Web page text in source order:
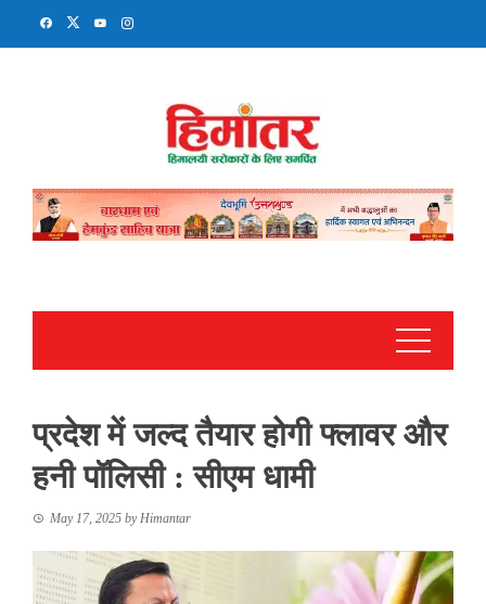
प्रदेश में जल्द तैयार होगी फ्लावर और
हनी पॉलिसी : सीएम धामी
May 17, 2025 byHimantar